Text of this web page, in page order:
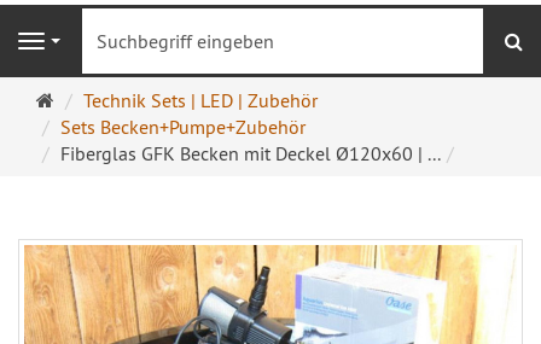
Navigation
Startseite
Technik Sets | LED | Zubehör
Sets Becken+Pumpe+Zubehör
Fiberglas GFK Becken mit Deckel Ø120x60 | ...